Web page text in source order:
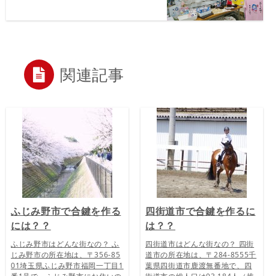
関連記事
ふじみ野市で合鍵を作る
には？？
ふじみ野市はどんな街なの？ ふ
じみ野市の所在地は、〒356-85
01埼玉県ふじみ野市福岡一丁目1
四街道市で合鍵を作るに
は？？
四街道市はどんな街なの？ 四街
道市の所在地は、〒284-8555千
葉県四街道市鹿渡無番地で、四